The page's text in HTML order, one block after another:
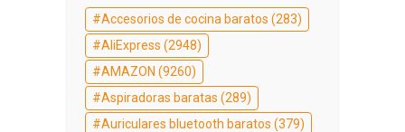
Accesorios de cocina baratos (283)
AliExpress (2948)
AMAZON (9260)
Aspiradoras baratas (289)
Auriculares bluetooth baratos (379)